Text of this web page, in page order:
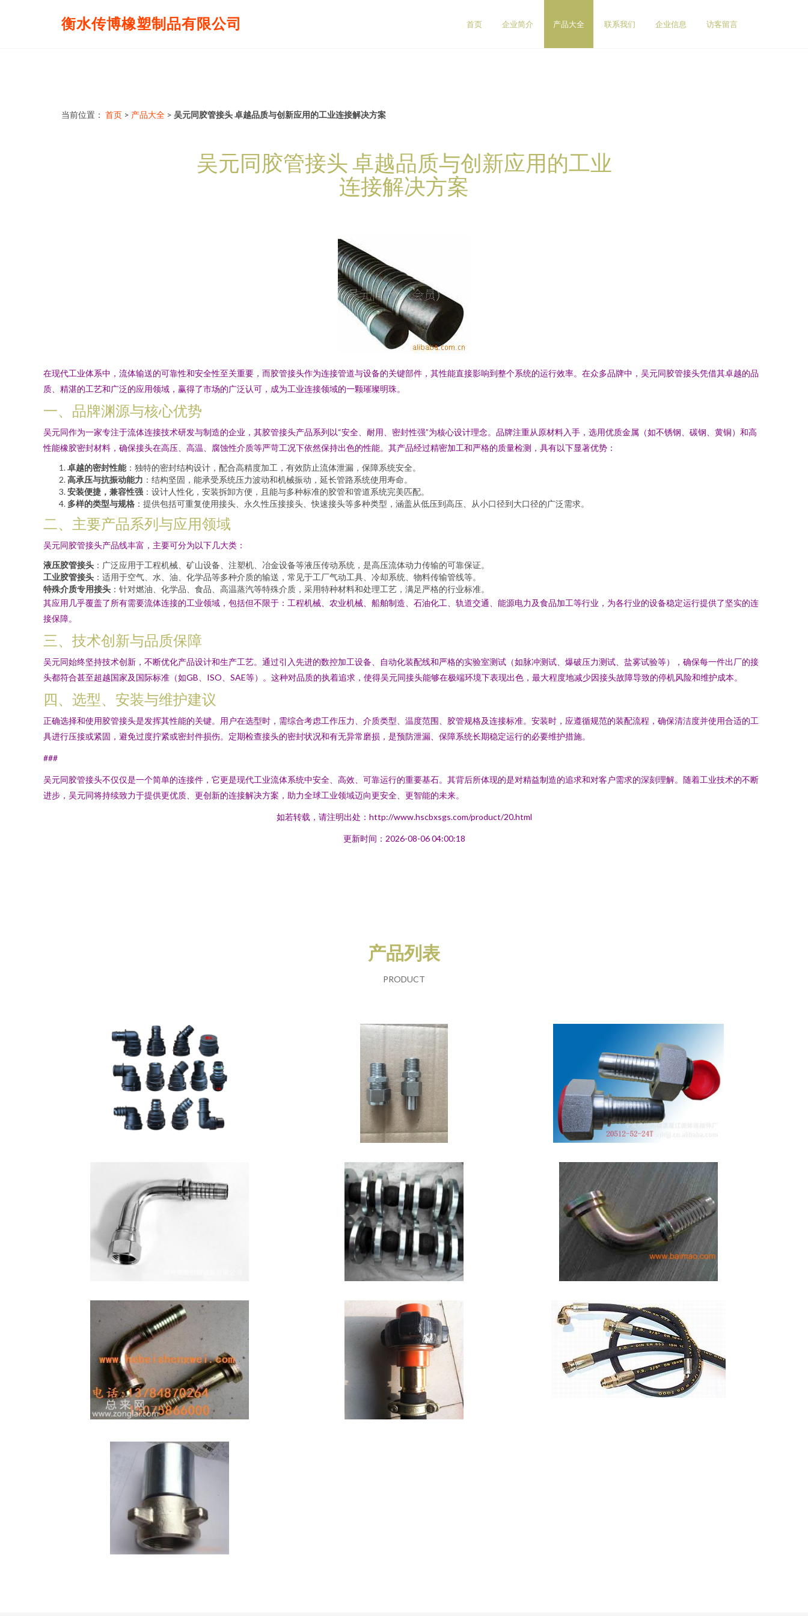
衡水传博橡塑制品有限公司 首页 企业简介 产品大全 联系我们 企业信息 访客留言
当前位置： 首页 > 产品大全 > 吴元同胶管接头 卓越品质与创新应用的工业连接解决方案
吴元同胶管接头 卓越品质与创新应用的工业
连接解决方案
在现代工业体系中，流体输送的可靠性和安全性至关重要，而胶管接头作为连接管道与设备的关键部件，其性能直接影响到整个系统的运行效率。在众多品牌中，吴元同胶管接头凭借其卓越的品
质、精湛的工艺和广泛的应用领域，赢得了市场的广泛认可，成为工业连接领域的一颗璀璨明珠。
一、品牌渊源与核心优势
吴元同作为一家专注于流体连接技术研发与制造的企业，其胶管接头产品系列以“安全、耐用、密封性强”为核心设计理念。品牌注重从原材料入手，选用优质金属（如不锈钢、碳钢、黄铜）和高
性能橡胶密封材料，确保接头在高压、高温、腐蚀性介质等严苛工况下依然保持出色的性能。其产品经过精密加工和严格的质量检测，具有以下显著优势：
卓越的密封性能：独特的密封结构设计，配合高精度加工，有效防止流体泄漏，保障系统安全。
高承压与抗振动能力 ：结构坚固，能承受系统压力波动和机械振动，延长管路系统使用寿命。
安装便捷，兼容性强 ：设计人性化，安装拆卸方便，且能与多种标准的胶管和管道系统完美匹配。
多样的类型与规格 ：提供包括可重复使用接头、永久性压接接头、快速接头等多种类型，涵盖从低压到高压、从小口径到大口径的广泛需求。
二、主要产品系列与应用领域
吴元同胶管接头产品线丰富，主要可分为以下几大类：
液压胶管接头 ：广泛应用于工程机械、矿山设备、注塑机、冶金设备等液压传动系统，是高压流体动力传输的可靠保证。
工业胶管接头 ：适用于空气、水、油、化学品等多种介质的输送，常见于工厂气动工具、冷却系统、物料传输管线等。
特殊介质专用接头 ：针对燃油、化学品、食品、高温蒸汽等特殊介质，采用特种材料和处理工艺，满足严格的行业标准。
其应用几乎覆盖了所有需要流体连接的工业领域，包括但不限于：工程机械、农业机械、船舶制造、石油化工、轨道交通、能源电力及食品加工等行业，为各行业的设备稳定运行提供了坚实的连
接保障。
三、技术创新与品质保障
吴元同始终坚持技术创新，不断优化产品设计和生产工艺。通过引入先进的数控加工设备、自动化装配线和严格的实验室测试（如脉冲测试、爆破压力测试、盐雾试验等），确保每一件出厂的接
头都符合甚至超越国家及国际标准（如GB、ISO、SAE等）。这种对品质的执着追求，使得吴元同接头能够在极端环境下表现出色，最大程度地减少因接头故障导致的停机风险和维护成本。
四、选型、安装与维护建议
正确选择和使用胶管接头是发挥其性能的关键。用户在选型时，需综合考虑工作压力、介质类型、温度范围、胶管规格及连接标准。安装时，应遵循规范的装配流程，确保清洁度并使用合适的工
具进行压接或紧固，避免过度拧紧或密封件损伤。定期检查接头的密封状况和有无异常磨损，是预防泄漏、保障系统长期稳定运行的必要维护措施。
###
吴元同胶管接头不仅仅是一个简单的连接件，它更是现代工业流体系统中安全、高效、可靠运行的重要基石。其背后所体现的是对精益制造的追求和对客户需求的深刻理解。随着工业技术的不断
进步，吴元同将持续致力于提供更优质、更创新的连接解决方案，助力全球工业领域迈向更安全、更智能的未来。
如若转载，请注明出处：http://www.hscbxsgs.com/product/20.html
更新时间：2026-08-06 04:00:18
产品列表
PRODUCT